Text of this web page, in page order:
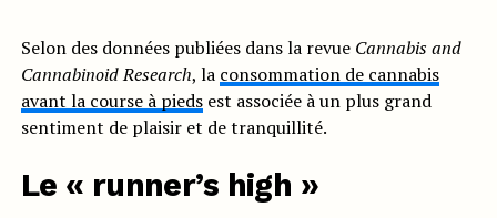
Selon des données publiées dans la revue Cannabis and
Cannabinoid Research, la consommation de cannabis
avant la course à piedsest associée à un plus grand
sentiment de plaisir et de tranquillité.
Le « runner’s high »